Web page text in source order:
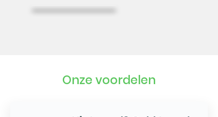
Onze voordelen